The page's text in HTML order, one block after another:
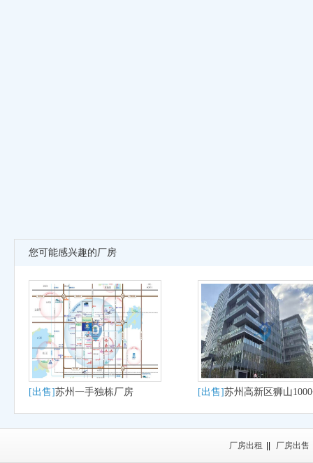
您可能感兴趣的厂房
[出售]苏州一手独栋厂房 [出售]苏州高新区狮山
大平层户型适合研发办公
厂房出租 厂房出售